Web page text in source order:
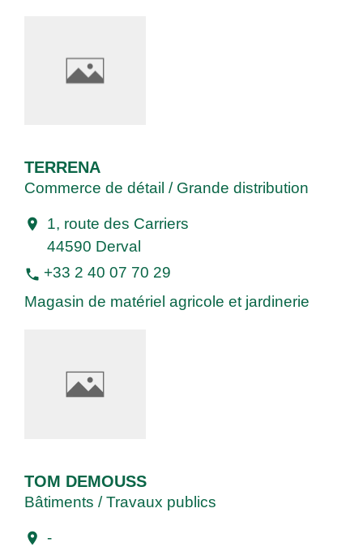
TERRENA
Commerce de détail / Grande distribution
location_on
1, route des Carriers
44590 Derval
phone +33 2 40 07 70 29
Magasin de matériel agricole et jardinerie
TOM DEMOUSS
Bâtiments / Travaux publics
location_on -